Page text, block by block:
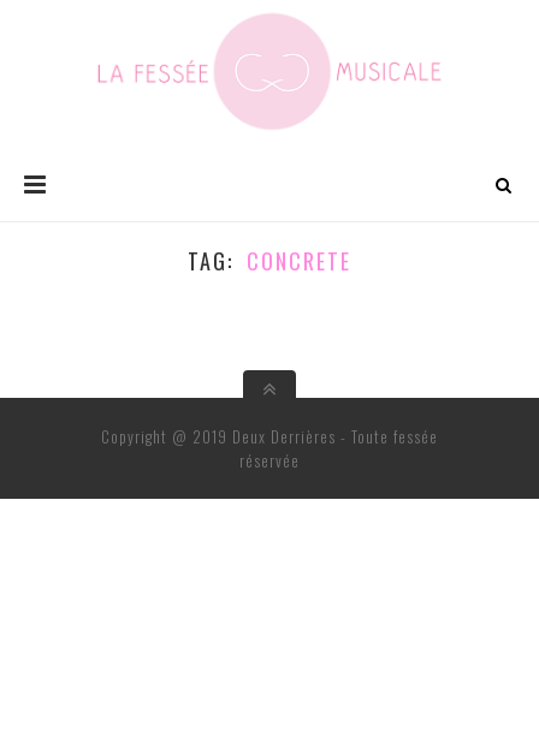
TAG CONCRETE
Copyright @ 2019 Deux Derrières - Toute fessée
réservée